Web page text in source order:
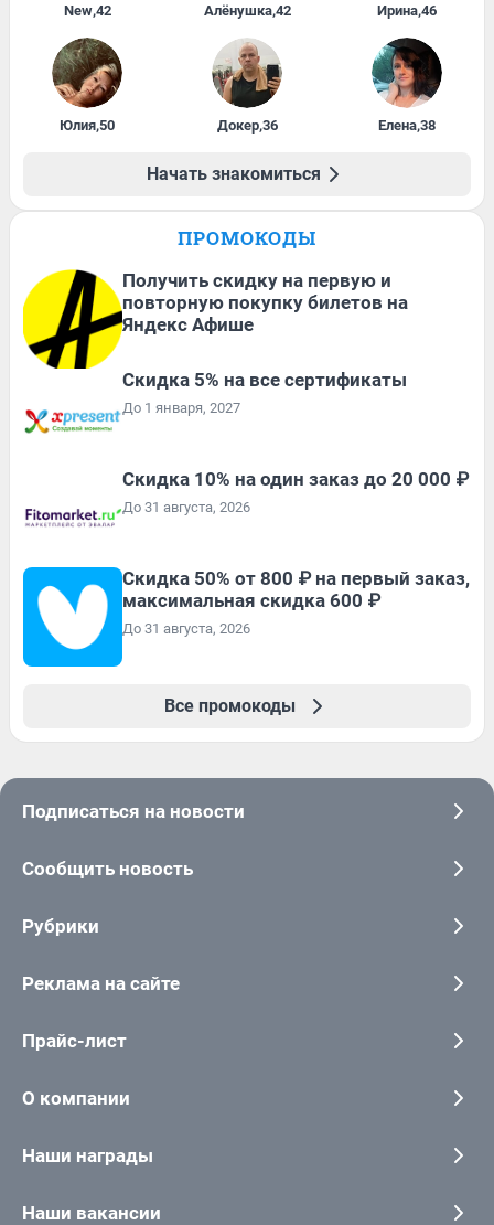
New,42 Алёнушка,42 Ирина,46
Юлия,50 Докер,36 Елена,38
Начать знакомиться
ПРОМОКОДЫ
Получить скидку на первую и
повторную покупку билетов на
Яндекс Афише
Скидка 5% на все сертификаты
До 1 января, 2027
Скидка 10% на один заказ до 20 000 ₽
До 31 августа, 2026
Скидка 50% от 800 ₽ на первый заказ,
максимальная скидка 600 ₽
До 31 августа, 2026
Все промокоды
Подписаться на новости
Сообщить новость
Рубрики
Реклама на сайте
Прайс-лист
О компании
Наши награды
Наши вакансии